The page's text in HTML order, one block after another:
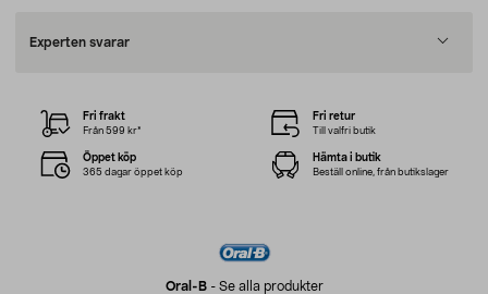
Experten svarar
Oral-B- Se alla produkter
Fri frakt
Från 599 kr*
Fri retur
Till valfri butik
Öppet köp
365 dagar öppet köp
Hämta i butik
Beställ online, från butikslager